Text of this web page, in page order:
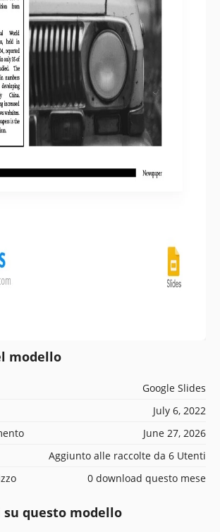
modello
Google Slides
July 6, 2022
June 27, 2026
Aggiunto alle raccolte da 6 Utenti
0 download questo mese
questo modello